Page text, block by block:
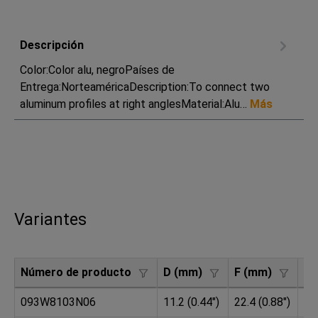
Descripción
Color:Color alu, negroPaíses de
Entrega:NorteaméricaDescription:To connect two
aluminum profiles at right anglesMaterial:Alu… Más
Variantes
Número de producto D (mm) F (mm)
093W8103N06 11.2 (0.44") 22.4 (0.88")